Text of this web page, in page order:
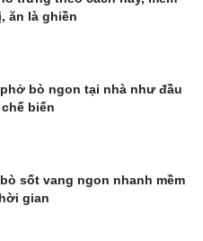
ăn là ghiền
bò ngon tại nhà như đầu
biến
sốt vang ngon nhanh mềm
gian